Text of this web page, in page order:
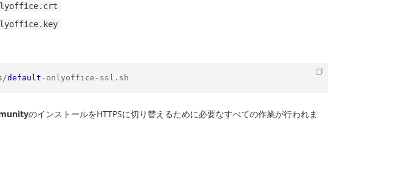
/default - onlyoffice - ssl . sh
のインストールをHTTPSに切り替えるために必要なすべての作業が行われま